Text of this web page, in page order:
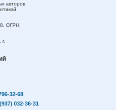
авторов
ОГРН
г.
32-68
032-36-31